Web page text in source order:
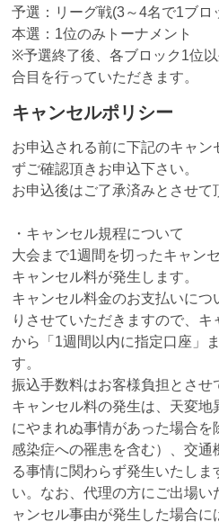
予選：リーグ戦(3～4名で1ブロ
本選：1位のみトーナメント
※予選終了後、各ブロック1位
合目を行っていただきます。
キャンセルポリシー
お申込される前に下記のキャ
ずご確認頂きお申込下さい。
お申込後はご了承済みとさせて
・キャンセル規程について
大会まで1週間を切ったキャン
キャンセル料が発生します。
キャンセル料金のお支払いに
りさせていただきますので、キ
から「1週間以内に指定口座」
す。
振込手数料はお客様負担とさせ
キャンセル料の発生は、天変
にやまれぬ事情があった場合
感染症への罹患を含む）、交
る事情に関わらず発生いたしま
い。なお、代理の方にご出場い
ャンセル事由が発生した場合